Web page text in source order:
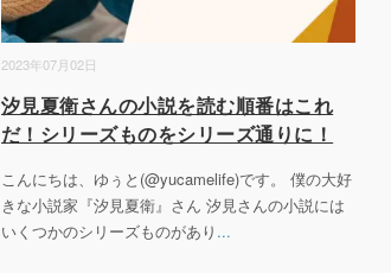
2023年07月02日
汐見夏衛さんの小説を読む順番はこれ
だ！シリーズものをシリーズ通りに！
こんにちは、ゆぅと(@yucamelife)です。 僕の大好
きな小説家『汐見夏衛』さん 汐見さんの小説には
いくつかのシリーズものがあり ...